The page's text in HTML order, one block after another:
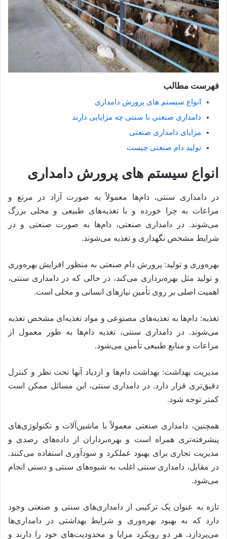
فهرست مطالب
انواع سیستم های پرورش دامداری
دامداری صنعتی با سنتی چه مزایایی دارند
مزایای دامداری صنعتی
تولید دام صنعتی چیست
انواع سیستم های پرورش دامداری
در دامداری سنتی، دام‌ها معمولاً به صورت آزاد در مرتع و
مراعات به چرا خورده و با تغذیه‌های طبیعی و محلی بزرگ
می‌شوند. در دامداری صنعتی، دام‌ها به صورت صنعتی و در
شرایط مشخص نگهداری و تغذیه می‌شوند.
بهره‌وری و تولید: پرورش دام صنعتی به منظور افزایش بهره‌وری
و تولید مثل بهره‌برداری می‌کند، در حالی که در دامداری سنتی،
اهمیت اصلی بر روی تأمین نیازهای انسانی و محلی است.
تغذیه: دام‌ها به تغذیه‌های مصنوعی و مواد تغذیه‌ای مشخص تغذیه
می‌شوند. در دامداری سنتی، تغذیه دام‌ها به طور معمول از
مراعات و منابع طبیعی تأمین می‌شود.
مدیریت بهداشت: بهداشت دام‌ها و ازدیاد آنها تحت نظر و کنترل
دقیق‌تری قرار دارد. در دامداری سنتی، این مسائل ممکن است
کمتر توجه شود.
همچنین، دامداری صنعتی معمولاً با ماشین‌آلات و تکنولوژی‌های
پیشرفته‌تری همراه است و بهره‌برداران از داده‌های رصدی و
مدیریت تجاری برای بهبود عملکرد و سودآوری استفاده می‌کنند.
در مقابل، دامداری سنتی اغلب به شیوه‌های سنتی و دستی انجام
می‌شود.
تازه به عنوان یک ترکیبی از دامداری‌های سنتی و صنعتی وجود
دارد که به بهبود بهره‌وری و شرایط بهداشتی در دامداری‌ها
می‌پردازد. هر دو رویکرد مزایا و محدودیت‌های خود را دارند و